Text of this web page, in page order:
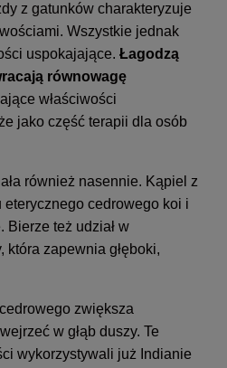
z gatunków charakteryzuje
Wszystkie jednak
uspokajające. Łagodzą
równowagę
właściwości
jako część terapii dla osób
również nasennie. Kąpiel z
cedrowego koi i
Bierze też udział w
zapewnia głęboki,
zwiększa
w głąb duszy. Te
wykorzystywali już Indianie